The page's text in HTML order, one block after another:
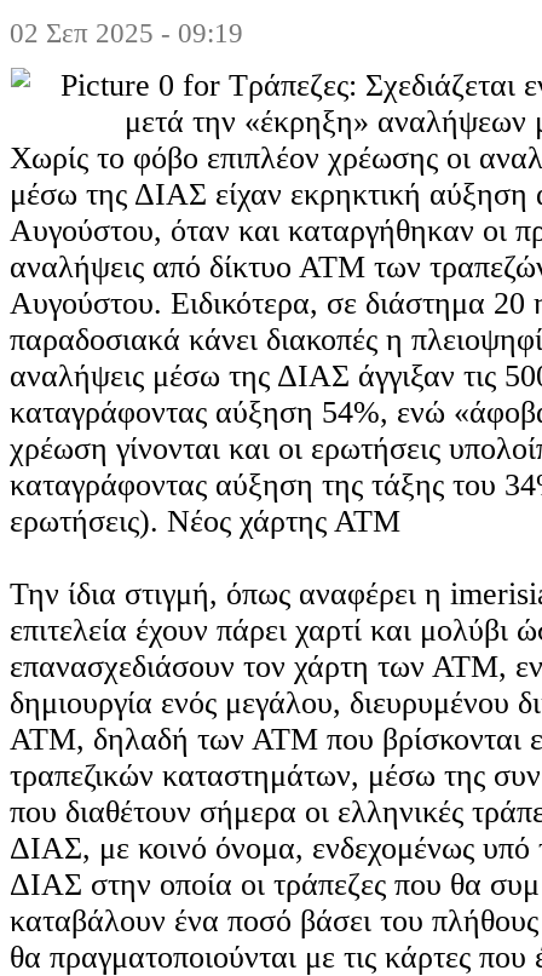
02 Σεπ 2025 - 09:19
Χωρίς το φόβο επιπλέον χρέωσης οι
μέσω της ΔΙΑΣ είχαν εκρηκτική αύξηση
Αυγούστου, όταν και καταργήθηκαν οι
αναλήψεις από δίκτυο ΑΤΜ των
Αυγούστου. Ειδικότερα, σε διάστημα
παραδοσιακά κάνει διακοπές η
αναλήψεις μέσω της ΔΙΑΣ άγγιξαν τις
καταγράφοντας αύξηση 54%, ενώ
χρέωση γίνονται και οι ερωτήσεις
καταγράφοντας αύξηση της τάξης του
ερωτήσεις). Νέος χάρτης ΑΤΜ
Την ίδια στιγμή, όπως αναφέρει η
επιτελεία έχουν πάρει χαρτί και μολύβι
επανασχεδιάσουν τον χάρτη των ΑΤΜ,
δημιουργία ενός μεγάλου, διευρυμένου
ΑΤΜ, δηλαδή των ΑΤΜ που βρίσκονται
τραπεζικών καταστημάτων, μέσω της
που διαθέτουν σήμερα οι ελληνικές
ΔΙΑΣ, με κοινό όνομα, ενδεχομένως υπό
ΔΙΑΣ στην οποία οι τράπεζες που θα
καταβάλουν ένα ποσό βάσει του
θα πραγματοποιούνται με τις κάρτες που